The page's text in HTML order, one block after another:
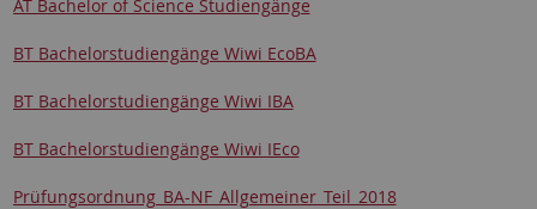
AT Bachelor of Science Studiengänge
BT Bachelorstudiengänge Wiwi EcoBA
BT Bachelorstudiengänge Wiwi IBA
BT Bachelorstudiengänge Wiwi IEco
Prüfungsordnung_BA-NF_Allgemeiner_Teil_2018